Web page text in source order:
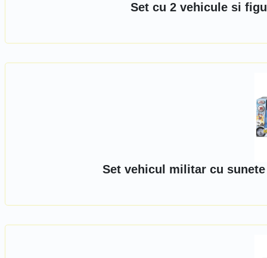
Set cu 2 vehicule si
Set vehicul militar cu